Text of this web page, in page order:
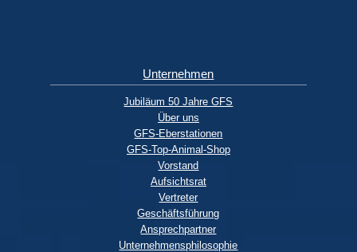
Unternehmen
Jubiläum 50 Jahre GFS
Über uns
GFS-Eberstationen
GFS-Top-Animal-Shop
Vorstand
Aufsichtsrat
Vertreter
Geschäftsführung
Ansprechpartner
Unternehmensphilosophie